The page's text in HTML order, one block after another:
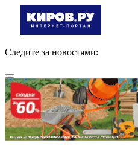
Следите за новостями: